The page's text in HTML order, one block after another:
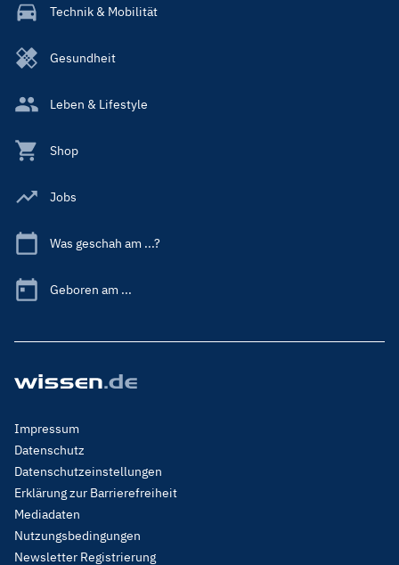
Technik & Mobilität
Gesundheit
Leben & Lifestyle
Shop
Jobs
Was geschah am ...?
Geboren am ...
Footer
Menu
Legal
Impressum
Datenschutz
Datenschutzeinstellungen
Erklärung zur Barrierefreiheit
Mediadaten
Nutzungsbedingungen
Newsletter Registrierung